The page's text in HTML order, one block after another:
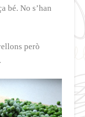
bé. No s’han
però